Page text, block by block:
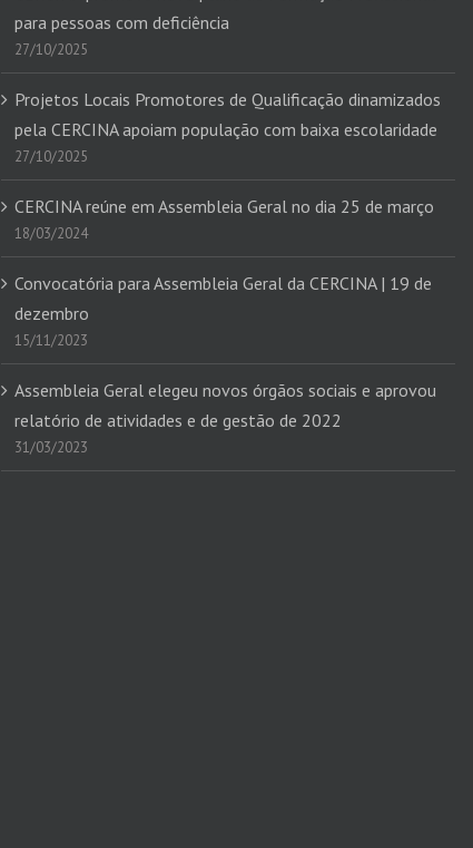
para pessoas com deficiência
27/10/2025
Projetos Locais Promotores de Qualificação dinamizados
pela CERCINA apoiam população com baixa escolaridade
27/10/2025
CERCINA reúne em Assembleia Geral no dia 25 de março
18/03/2024
Convocatória para Assembleia Geral da CERCINA | 19 de
dezembro
15/11/2023
Assembleia Geral elegeu novos órgãos sociais e aprovou
relatório de atividades e de gestão de 2022
31/03/2023